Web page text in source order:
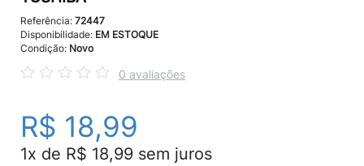
Referência: 72447
Disponibilidade: EM ESTOQUE
Condição: Novo
0 avaliações
R$ 18,99
1x de R$ 18,99 sem juros